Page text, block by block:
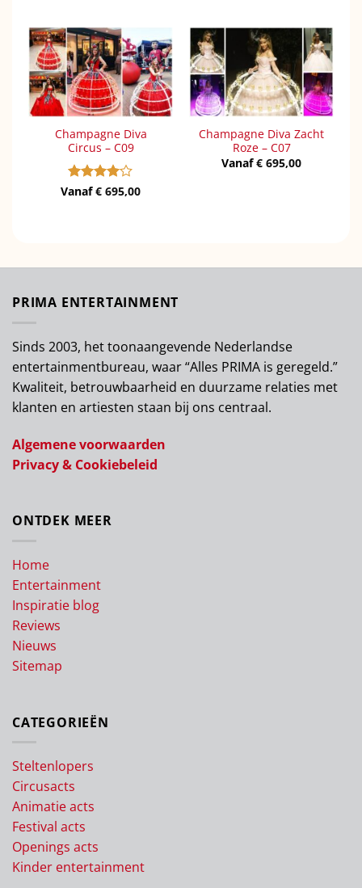
Champagne Diva
Circus – C09
Gewaardeerd
Vanaf€ 695,00
Champagne Diva Zacht
Roze – C07
Vanaf€ 695,00
PRIMA ENTERTAINMENT
Sinds 2003, het toonaangevende Nederlandse
entertainmentbureau, waar “Alles PRIMA is geregeld.”
Kwaliteit, betrouwbaarheid en duurzame relaties met
klanten en artiesten staan bij ons centraal.
Algemene voorwaarden
Privacy & Cookiebeleid
ONTDEK MEER
Home
Entertainment
Inspiratie blog
Reviews
Nieuws
Sitemap
CATEGORIEËN
Steltenlopers
Circusacts
Animatie acts
Festival acts
Openings acts
Kinder entertainment